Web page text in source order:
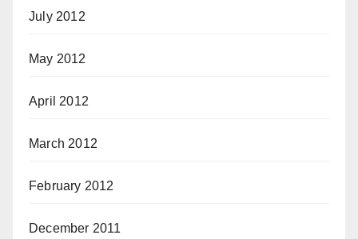
July 2012
May 2012
April 2012
March 2012
February 2012
December 2011